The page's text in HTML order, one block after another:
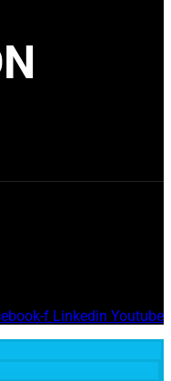
f Linkedin Youtube